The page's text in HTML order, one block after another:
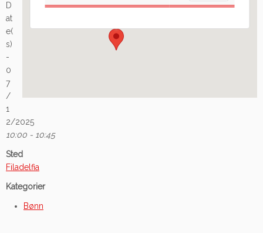
Arrangement
D
at
e(
s)
-
0
7
/
1
2/2025
10:00 - 10:45
Sted
Filadelfia
Kategorier
Bønn